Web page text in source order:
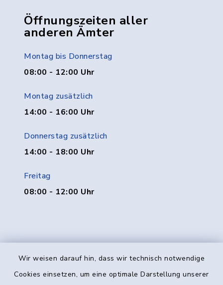
Wir weisen darauf hin, dass wir technisch notwendige
Cookies einsetzen, um eine optimale Darstellung unserer
Öffnungszeiten aller
anderen Ämter
Montag bis Donnerstag
08:00 - 12:00 Uhr
Montag zusätzlich
14:00 - 16:00 Uhr
Donnerstag zusätzlich
14:00 - 18:00 Uhr
Freitag
08:00 - 12:00 Uhr
Kontakt